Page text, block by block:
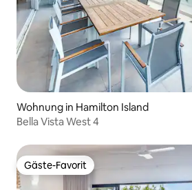
Wohnung in Hamilton Island
Bella Vista West 4
Gäste-Favorit
Gäste-Favorit